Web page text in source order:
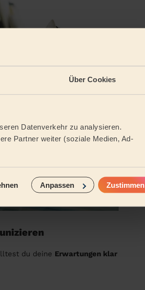
Über Cookies
Datenverkehr zu analysieren.
Partner weiter (soziale Medien, Ad-
Anpassen Zustimmen
du deine Erwartungen klar